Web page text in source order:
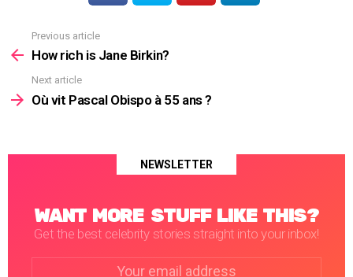
more
Previous article
How rich is Jane Birkin?
Next article
Où vit Pascal Obispo à 55 ans ?
NEWSLETTER
WANT MORE STUFF LIKE THIS?
Get the best celebrity stories straight into your inbox!